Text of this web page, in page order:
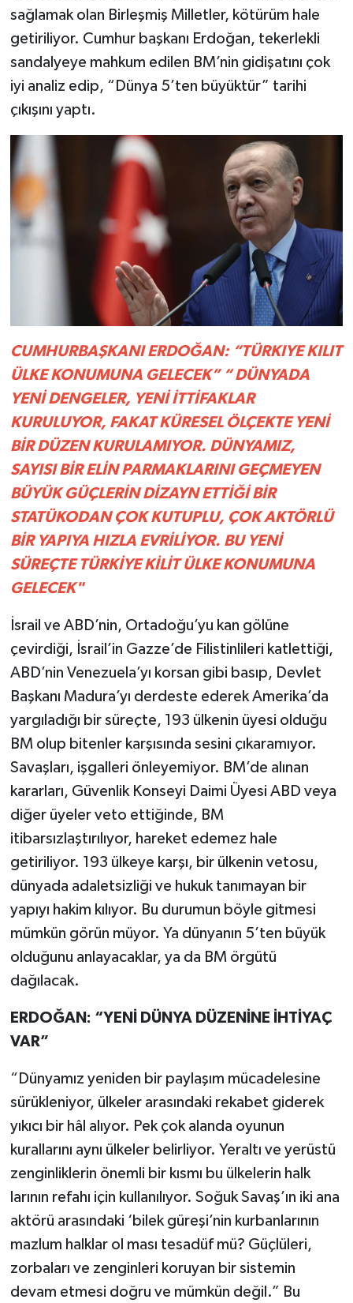
sağlamak olan Birleşmiş Milletler, kötürüm hale
getiriliyor. Cumhur başkanı Erdoğan, tekerlekli
sandalyeye mahkum edilen BM’nin gidişatını çok
iyi analiz edip, “Dünya 5’ten büyüktür” tarihi
çıkışını yaptı.
CUMHURBAŞKANI ERDOĞAN: “TÜRKIYE KILIT
ÜLKE KONUMUNA GELECEK” “ DÜNYADA
YENİ DENGELER, YENİ İTTİFAKLAR
KURULUYOR, FAKAT KÜRESEL ÖLÇEKTE YENİ
BİR DÜZEN KURULAMIYOR. DÜNYAMIZ,
SAYISI BİR ELİN PARMAKLARINI GEÇMEYEN
BÜYÜK GÜÇLERİN DİZAYN ETTİĞİ BİR
STATÜKODAN ÇOK KUTUPLU, ÇOK AKTÖRLÜ
BİR YAPIYA HIZLA EVRİLİYOR. BU YENİ
SÜREÇTE TÜRKİYE KİLİT ÜLKE KONUMUNA
GELECEK"
İsrail ve ABD’nin, Ortadoğu’yu kan gölüne
çevirdiği, İsrail’in Gazze’de Filistinlileri katlettiği,
ABD’nin Venezuela’yı korsan gibi basıp, Devlet
Başkanı Madura’yı derdeste ederek Amerika’da
yargıladığı bir süreçte, 193 ülkenin üyesi olduğu
BM olup bitenler karşısında sesini çıkaramıyor.
Savaşları, işgalleri önleyemiyor. BM’de alınan
kararları, Güvenlik Konseyi Daimi Üyesi ABD veya
diğer üyeler veto ettiğinde, BM
itibarsızlaştırılıyor, hareket edemez hale
getiriliyor. 193 ülkeye karşı, bir ülkenin vetosu,
dünyada adaletsizliği ve hukuk tanımayan bir
yapıyı hakim kılıyor. Bu durumun böyle gitmesi
mümkün görün müyor. Ya dünyanın 5’ten büyük
olduğunu anlayacaklar, ya da BM örgütü
dağılacak.
ERDOĞAN: “YENİ DÜNYA DÜZENİNE İHTİYAÇ
VAR”
“Dünyamız yeniden bir paylaşım mücadelesine
sürükleniyor, ülkeler arasındaki rekabet giderek
yıkıcı bir hâl alıyor. Pek çok alanda oyunun
kurallarını aynı ülkeler belirliyor. Yeraltı ve yerüstü
zenginliklerin önemli bir kısmı bu ülkelerin halk
larının refahı için kullanılıyor. Soğuk Savaş’ın iki ana
aktörü arasındaki ‘bilek güreşi’nin kurbanlarının
mazlum halklar ol ması tesadüf mü? Güçlüleri,
zorbaları ve zenginleri koruyan bir sistemin
devam etmesi doğru ve mümkün değil.” Bu